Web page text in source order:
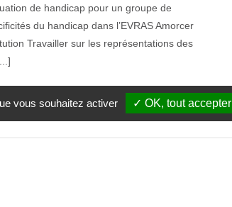
de handicap pour un groupe de
du handicap dans l’EVRAS Amorcer
Travailler sur les représentations des
vous souhaitez activer ✓ OK, tout accepter